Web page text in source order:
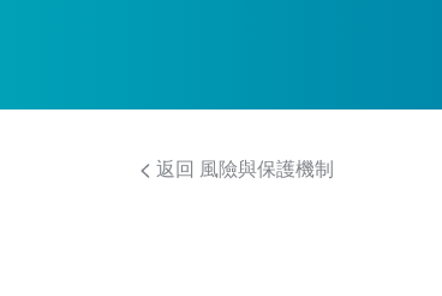
返回 風險與保護機制